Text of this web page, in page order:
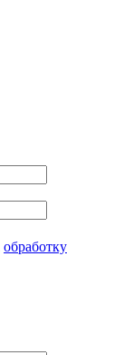
обработку